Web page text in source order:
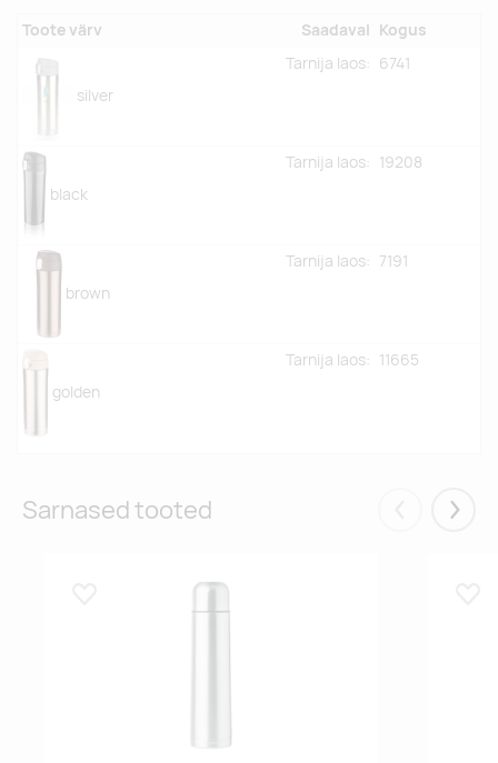
Toote värv Saadaval Kogus
silver
Tarnija laos: 6741
black
Tarnija laos: 19208
brown
Tarnija laos: 7191
golden
Tarnija laos: 11665
Sarnased tooted Eelmised